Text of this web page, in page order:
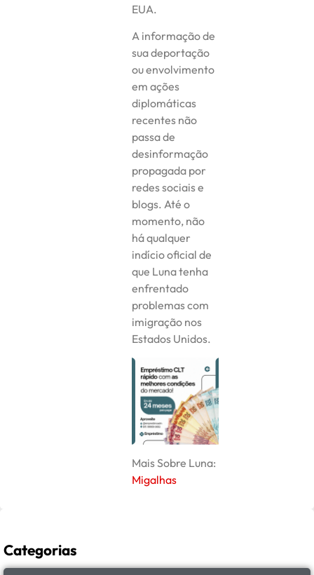
EUA.
A informação de
sua deportação
ou envolvimento
em ações
diplomáticas
recentes não
passa de
desinformação
propagada por
redes sociais e
blogs. Até o
momento, não
há qualquer
indício oficial de
que Luna tenha
enfrentado
problemas com
imigração nos
Estados Unidos.
Mais Sobre Luna:
Migalhas
Categorias